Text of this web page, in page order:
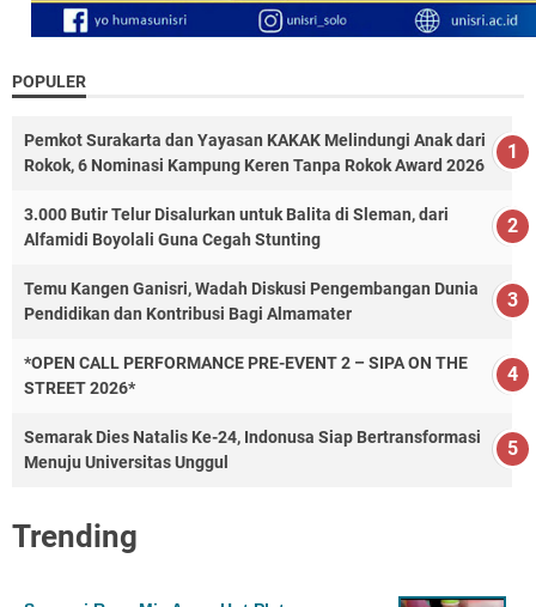
POPULER
Pemkot Surakarta dan Yayasan KAKAK Melindungi Anak dari
Rokok, 6 Nominasi Kampung Keren Tanpa Rokok Award 2026
3.000 Butir Telur Disalurkan untuk Balita di Sleman, dari
Alfamidi Boyolali Guna Cegah Stunting
Temu Kangen Ganisri, Wadah Diskusi Pengembangan Dunia
Pendidikan dan Kontribusi Bagi Almamater
*OPEN CALL PERFORMANCE PRE-EVENT 2 – SIPA ON THE
STREET 2026*
Semarak Dies Natalis Ke-24, Indonusa Siap Bertransformasi
Menuju Universitas Unggul
Trending